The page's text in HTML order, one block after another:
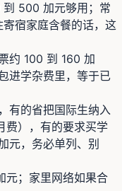
500 加元够用；常
宿家庭含餐的话，这
约 100 到 160 加
进学杂费里，等于已
有的省把国际生纳入
费），有的要求买学
元，务必单列、别
；家里网络如果合